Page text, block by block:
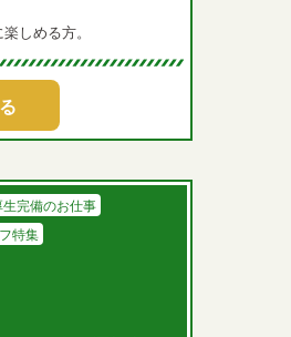
しめる方。
完備のお仕事
特集